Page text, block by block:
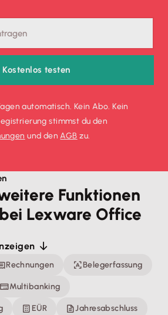
Kostenlos testen
automatisch. Kein Abo. Kein
stimmst du den
und denAGB zu.
Funktionen
Lexware Office
Rechnungen Belegerfassung
Multibanking
EÜR Jahresabschluss